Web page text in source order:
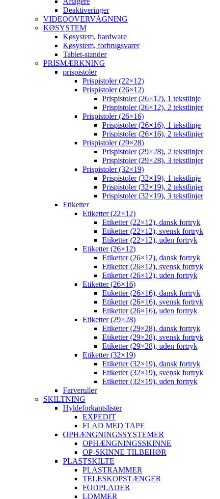
Deaktiveringer
VIDEOOVERVÅGNING
KØSYSTEM
Køsystem, hardware
Køsystem, forbrugsvarer
Tablet-stander
PRISMÆRKNING
prispistoler
Prispistoler (22×12)
Prispistoler (26×12)
Prispistoler (26×12), 1 tekstlinje
Prispistoler (26×12), 2 tekstlinjer
Prispistoler (26×16)
Prispistoler (26×16), 1 tekstlinje
Prispistoler (26×16), 2 tekstlinjer
Prispistoler (29×28)
Prispistoler (29×28), 2 tekstlinjer
Prispistoler (29×28), 3 tekstlinjer
Prispistoler (32×19)
Prispistoler (32×19), 1 tekstlinje
Prispistoler (32×19), 2 tekstlinjer
Prispistoler (32×19), 3 tekstlinjer
Etiketter
Etiketter (22×12)
Etiketter (22×12), dansk fortryk
Etiketter (22×12), svensk fortryk
Etiketter (22×12), uden fortryk
Etiketter (26×12)
Etiketter (26×12), dansk fortryk
Etiketter (26×12), svensk fortryk
Etiketter (26×12), uden fortryk
Etiketter (26×16)
Etiketter (26×16), dansk fortryk
Etiketter (26×16), svensk fortryk
Etiketter (26×16), uden fortryk
Etiketter (29×28)
Etiketter (29×28), dansk fortryk
Etiketter (29×28), svensk fortryk
Etiketter (29×28), uden fortryk
Etiketter (32×19)
Etiketter (32×19), dansk fortryk
Etiketter (32×19), svensk fortryk
Etiketter (32×19), uden fortryk
Farveruller
SKILTNING
Hyldeforkantslister
EXPEDIT
FLAD MED TAPE
OPHÆNGNINGSSYSTEMER
OPHÆNGNINGSSKINNE
OP-SKINNE TILBEHØR
PLASTSKILTE
PLASTRAMMER
TELESKOPSTÆNGER
FODPLADER
LOMMER